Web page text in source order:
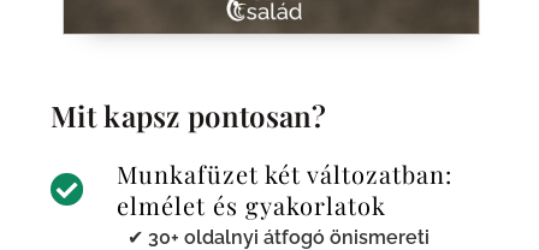
Mit kapsz pontosan?
Munkafüzet két változatban:
elmélet és gyakorlatok
✔ 30+ oldalnyi átfogó önismereti